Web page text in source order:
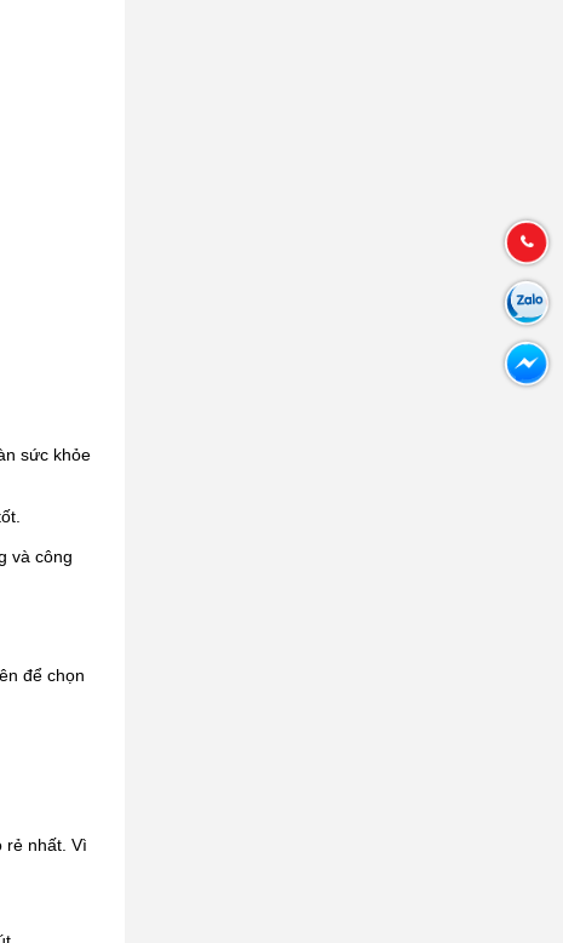
sức khỏe
và công
để chọn
rẻ nhất. Vì